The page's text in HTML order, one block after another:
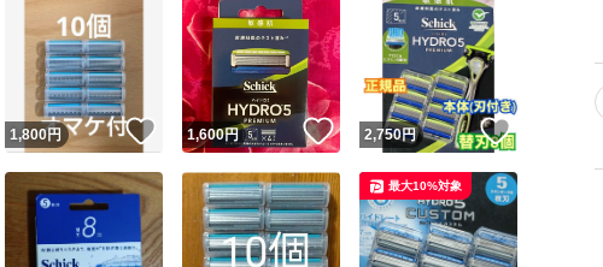
いね！
1,800円 いいね！
1,600円 いいね！
2,750円 いいね！
最大10%対象